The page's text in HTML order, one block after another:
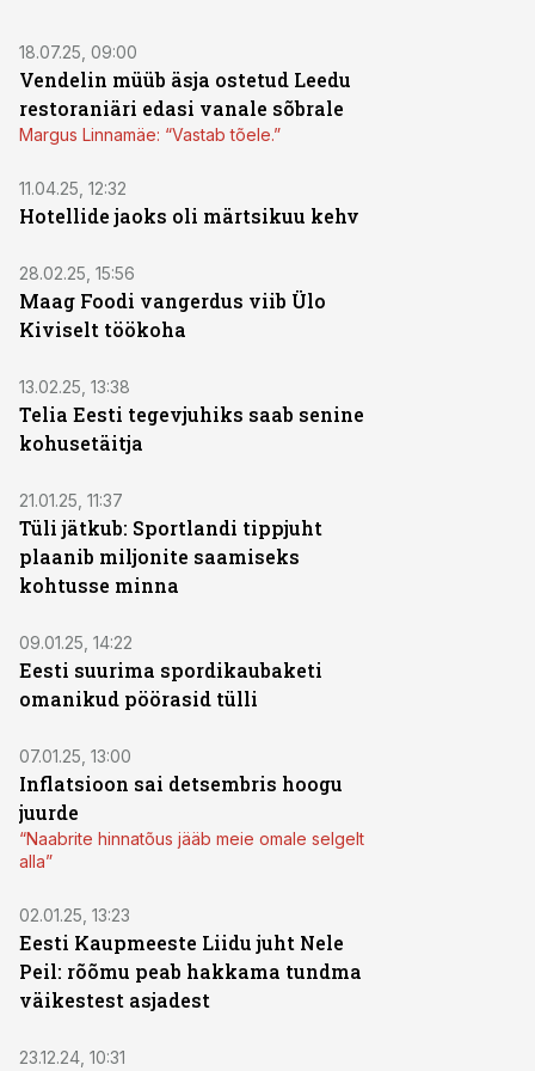
18.07.25, 09:00
Vendelin müüb äsja ostetud Leedu
restoraniäri edasi vanale sõbrale
Margus Linnamäe: “Vastab tõele.”
11.04.25, 12:32
Hotellide jaoks oli märtsikuu kehv
28.02.25, 15:56
Maag Foodi vangerdus viib Ülo
Kiviselt töökoha
13.02.25, 13:38
Telia Eesti tegevjuhiks saab senine
kohusetäitja
21.01.25, 11:37
Tüli jätkub: Sportlandi tippjuht
plaanib miljonite saamiseks
kohtusse minna
09.01.25, 14:22
Eesti suurima spordikaubaketi
omanikud pöörasid tülli
07.01.25, 13:00
Inflatsioon sai detsembris hoogu
juurde
“Naabrite hinnatõus jääb meie omale selgelt
alla”
02.01.25, 13:23
Eesti Kaupmeeste Liidu juht Nele
Peil: rõõmu peab hakkama tundma
väikestest asjadest
23.12.24, 10:31